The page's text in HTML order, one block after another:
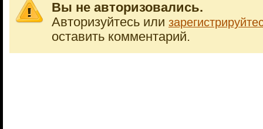
Вы не авторизовались.
Авторизуйтесь или
оставить комментарий.